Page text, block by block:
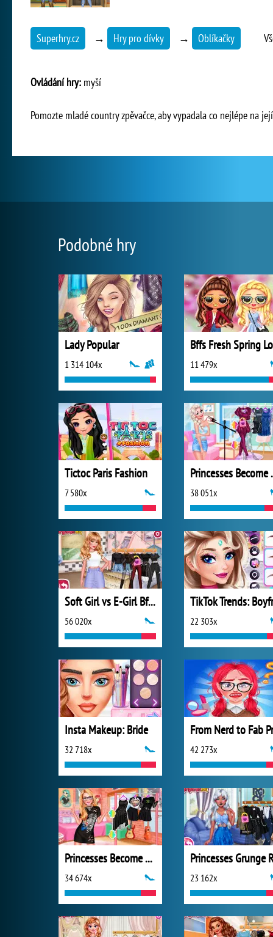
Superhry.cz → Hry pro dívky → Oblíkačky
Ovládání hry: myší
Pomozte mladé country zpěvačce, aby vypadala co nejlépe na
Podobné hry
Lady Popular
1 314 104x 11 479x
Tictoc Paris Fashion
7 580x 38 051x
Soft Girl vs E-Girl Bffs Looks
56 020x 22 303x
Insta Makeup: Bride
32 718x 42 273x
Princesses Become Rebels Punks
34 674x 23 162x